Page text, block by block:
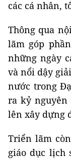
các cá nhân,
Thông qua
lãm góp
những ngày
và nổi dậy
nước trong
ra kỷ nguyên
lên xây dựng
Triển lãm
giáo dục lịch